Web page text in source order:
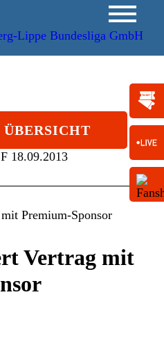
18.09.2013
Vertrag mit